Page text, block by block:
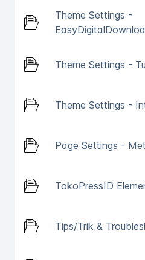
Theme Settings -
Theme Settings -
Theme Settings -
Page Settings -
TokoPressID
Tips/Trik &